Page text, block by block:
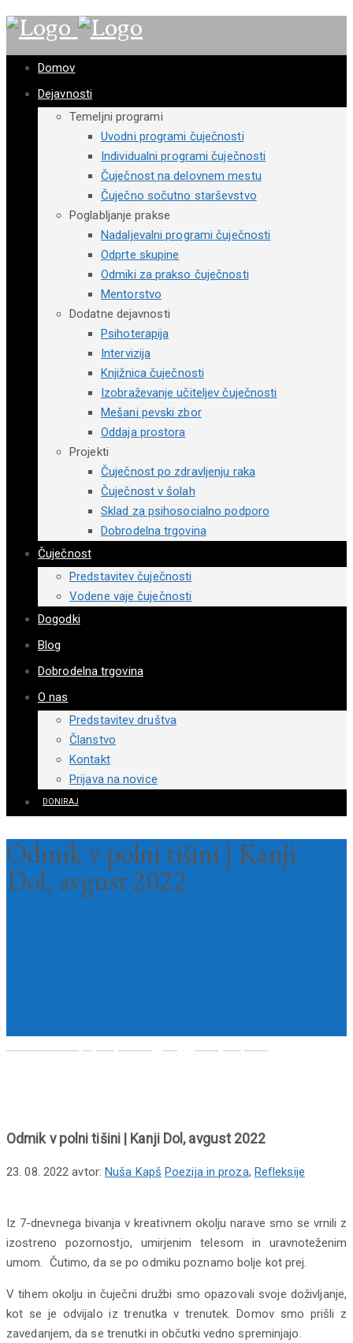
Domov
Dejavnosti
Temeljni programi
Uvodni programi čuječnosti
Individualni programi čuječnosti
Čuječnost na delovnem mestu
Čuječno sočutno starševstvo
Poglabljanje prakse
Nadaljevalni programi čuječnosti
Odprte skupine
Odmiki za prakso čuječnosti
Mentorstvo
Dodatne dejavnosti
Psihoterapija
Intervizija
Knjižnica čuječnosti
Izobraževanje učiteljev čuječnosti
Mešani pevski zbor
Oddaja prostora
Projekti
Čuječnost po zdravljenju raka
Čuječnost v šolah
Sklad za psihosocialno podporo
Dobrodelna trgovina
Čuječnost
Predstavitev čuječnosti
Vodene vaje čuječnosti
Dogodki
Blog
Dobrodelna trgovina
O nas
Predstavitev društva
Članstvo
Kontakt
Prijava na novice
DONIRAJ
Odmik v polni tišini | Kanji
Dol, avgust 2022
Odmik v polni tišini | Kanji Dol, avgust 2022
23. 08. 2022 avtor: Nuša Kapš Poezija in proza, Refleksije
Iz 7-dnevnega bivanja v kreativnem okolju narave smo se vrnili z
izostreno pozornostjo, umirjenim telesom in uravnoteženim
umom. Čutimo, da se po odmiku poznamo bolje kot prej.
V tihem okolju in čuječni družbi smo opazovali svoje doživljanje,
kot se je odvijalo iz trenutka v trenutek. Domov smo prišli z
zavedanjem, da se trenutki in občutki vedno spreminjajo.